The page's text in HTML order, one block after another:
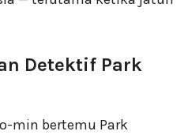
Detektif Park
min bertemu Park